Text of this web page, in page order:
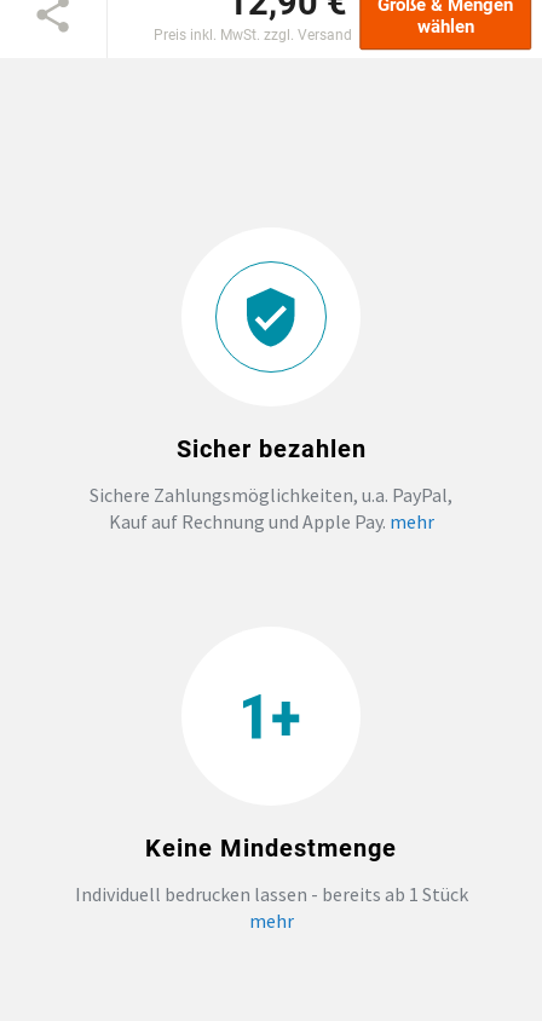
EINSCHULUNG
PRINT ON DEMAND
Preis inkl. MwSt. zzgl. Versand
Größe & Mengen
wählen
Sicher bezahlen
Sichere Zahlungsmöglichkeiten, u.a. PayPal,
Kauf auf Rechnung und Apple Pay. mehr
Keine Mindestmenge
Individuell bedrucken lassen - bereits ab 1 Stück
mehr